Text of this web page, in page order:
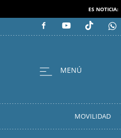
ES NOTICIA:
MOVILIDAD